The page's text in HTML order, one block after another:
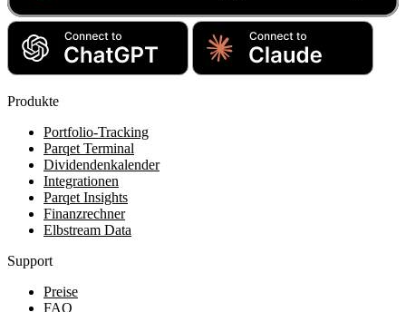
Produkte
Portfolio-Tracking
Parqet Terminal
Dividendenkalender
Integrationen
Parqet Insights
Finanzrechner
Elbstream Data
Support
Preise
FAQ